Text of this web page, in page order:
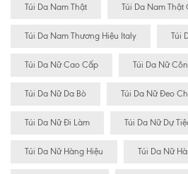
Túi Da Nam Thật Túi Da Nam Thật
Túi Da Nam Thương Hiệu Italy Túi
Túi Da Nữ Cao Cấp Túi Da Nữ
Túi Da Nữ Da Bò Túi Da Nữ Đeo
Túi Da Nữ Đi Làm Túi Da Nữ Dự
Túi Da Nữ Hàng Hiệu Túi Da Nữ